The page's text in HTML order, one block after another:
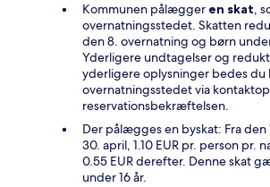
Kommunen pålægger en skat,
overnatningsstedet. Skatten
den 8. overnatning og børn
Yderligere undtagelser og
yderligere oplysninger bedes du
overnatningsstedet via
reservationsbekræftelsen.
Der pålægges en byskat: Fra
30. april, 1.10 EUR pr. person pr.
0.55 EUR derefter. Denne skat
under 16 år.